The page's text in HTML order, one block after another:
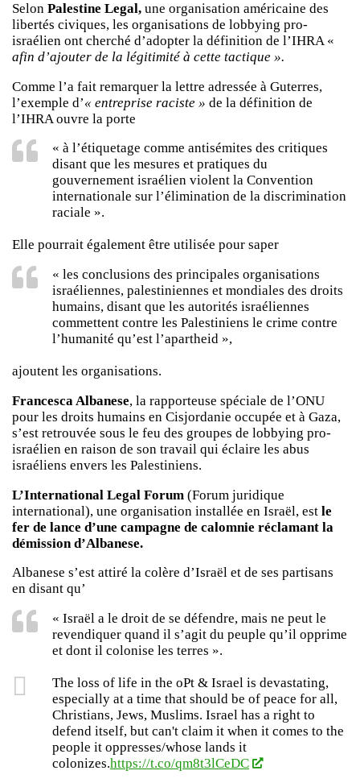
Selon Palestine Legal, une organisation américaine des
libertés civiques, les organisations de lobbying pro-
israélien ont cherché d’adopter la définition de l’IHRA «
afin d’ajouter de la légitimité à cette tactique ».
Comme l’a fait remarquer la lettre adressée à Guterres,
l’exemple d’« entreprise raciste » de la définition de
l’IHRA ouvre la porte
« à l’étiquetage comme antisémites des critiques
disant que les mesures et pratiques du
gouvernement israélien violent la Convention
internationale sur l’élimination de la discrimination
raciale ».
Elle pourrait également être utilisée pour saper
« les conclusions des principales organisations
israéliennes, palestiniennes et mondiales des droits
humains, disant que les autorités israéliennes
commettent contre les Palestiniens le crime contre
l’humanité qu’est l’apartheid »,
ajoutent les organisations.
Francesca Albanese, la rapporteuse spéciale de l’ONU
pour les droits humains en Cisjordanie occupée et à Gaza,
s’est retrouvée sous le feu des groupes de lobbying pro-
israélien en raison de son travail qui éclaire les abus
israéliens envers les Palestiniens.
L’International Legal Forum (Forum juridique
international), une organisation installée en Israël, est le
fer de lance d’une campagne de calomnie réclamant la
démission d’Albanese.
Albanese s’est attiré la colère d’Israël et de ses partisans
en disant qu’
« Israël a le droit de se défendre, mais ne peut le
revendiquer quand il s’agit du peuple qu’il opprime
et dont il colonise les terres ».
The loss of life in the oPt & Israel is devastating,
especially at a time that should be of peace for all,
Christians, Jews, Muslims. Israel has a right to
defend itself, but can't claim it when it comes to the
people it oppresses/whose lands it
colonizes.https://t.co/qm8t3lCeDC